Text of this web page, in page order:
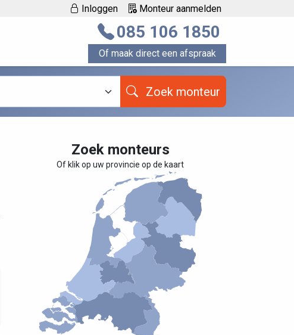
Inloggen Monteur aanmelden
085 106 1850
Of maak direct een afspraak
Zoek monteur
Zoek monteurs
Of klik op uw provincie op de kaart